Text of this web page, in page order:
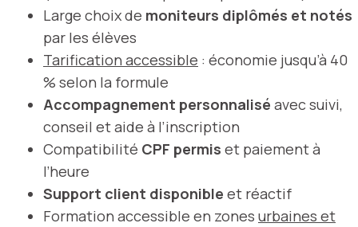
Large choix de moniteurs diplômés et notés
par les élèves
Tarification accessible : économie jusqu’à 40
% selon la formule
Accompagnement personnalisé avec suivi,
conseil et aide à l’inscription
Compatibilité CPF permis et paiement à
l’heure
Support client disponible et réactif
Formation accessible en zones urbaines et